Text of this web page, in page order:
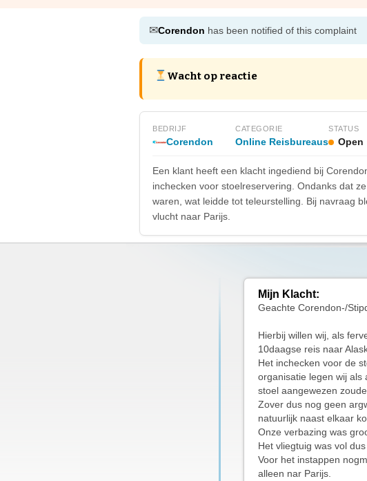
✉Corendon has been notified of this complaint
Wacht op reactie
BEDRIJF
Corendon
CATEGORIE
Online Reisbureaus
STATUS
Open
Een klant heeft een klacht ingediend bij
inchecken voor stoelreservering. Ondanks dat
waren, wat leidde tot teleurstelling. Bij navraag
vlucht naar Parijs.
Mijn Klacht:
Geachte Corendon-/
Hierbij willen wij, als
10daagse reis naar
Het inchecken voor de
organisatie legen wij als
stoel aangewezen
Zover dus nog geen
natuurlijk naast elkaar
Onze verbazing was
Het vliegtuig was vol
Voor het instappen
alleen nar Parijs.